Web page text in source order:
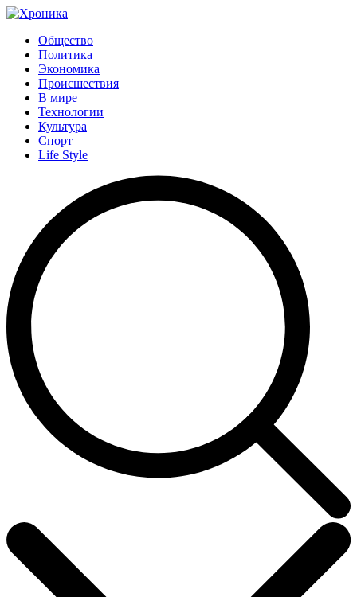
Общество
Политика
Экономика
Происшествия
В мире
Технологии
Культура
Спорт
Life Style